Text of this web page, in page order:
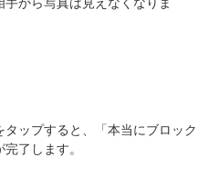
ップすると、「本当にブロック
了します。